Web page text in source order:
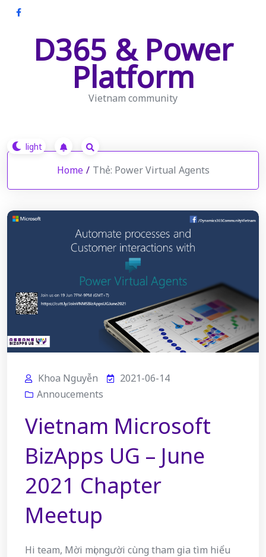
Skip
D365 & Power
Platform
Vietnam community
Home / Thẻ: Power Virtual Agents
Khoa Nguyễn
2021-06-14
Annoucements
Vietnam Microsoft
BizApps UG – June
2021 Chapter
Meetup
Hi team, Mời mọi người cùng tham gia tìm hiểu